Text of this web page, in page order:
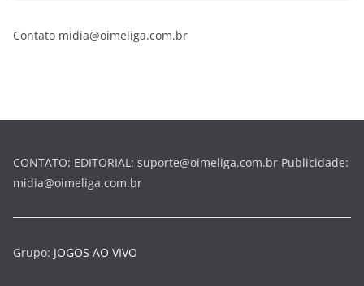
Contato midia@oimeliga.com.br
CONTATO: EDITORIAL: suporte@oimeliga.com.br Publicidade:
midia@oimeliga.com.br
Grupo: JOGOS AO VIVO